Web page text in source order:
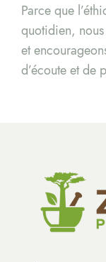
Parce que
quotidien,
et
d’écoute et de